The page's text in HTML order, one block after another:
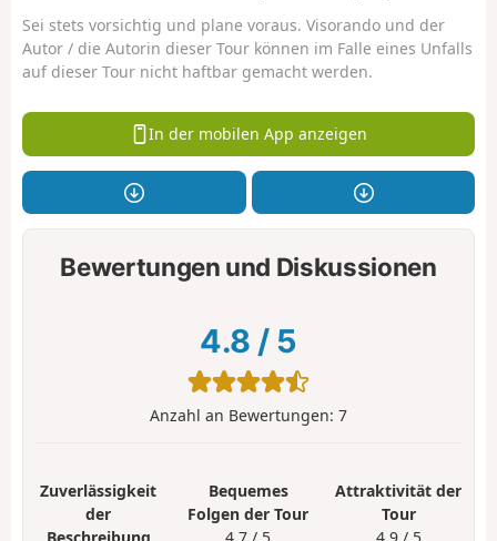
Sei stets vorsichtig und plane voraus. Visorando und der
Autor / die Autorin dieser Tour können im Falle eines Unfalls
auf dieser Tour nicht haftbar gemacht werden.
In der mobilen App anzeigen
Bewertungen und Diskussionen
4.8 / 5
Anzahl an Bewertungen: 7
Zuverlässigkeit
der
Bequemes
Folgen der Tour
Attraktivität der
Tour